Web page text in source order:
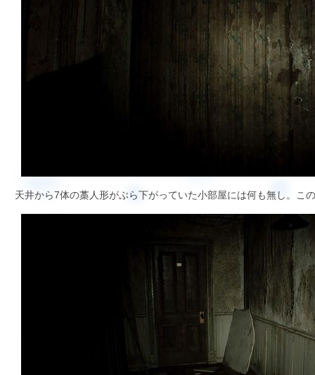
天井から7体の藁人形がぶら下がっていた小部屋には何も無し。